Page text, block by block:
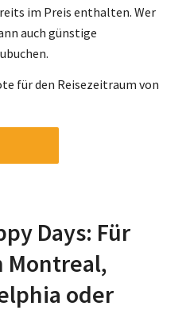
im Preis enthalten. Wer
auch günstige
für den Reisezeitraum von
Days: Für
Montreal,
oder